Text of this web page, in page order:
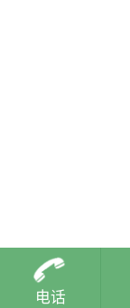
电话